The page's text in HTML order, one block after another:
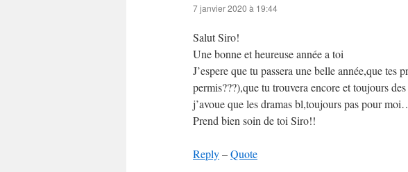
7 janvier 2020 à 19:44
Salut Siro!
Une bonne et heureuse année a toi
J’espere que tu passera une belle année,que tes
permis???),que tu trouvera encore et toujours
j’avoue que les dramas bl,toujours pas pour
Prend bien soin de toi Siro!!
Reply–Quote